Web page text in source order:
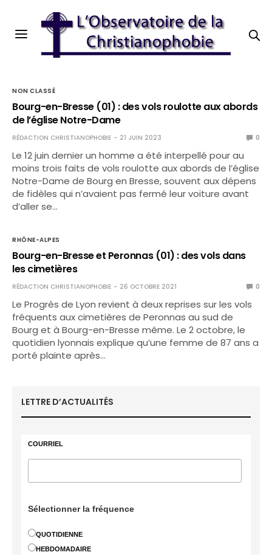
NON CLASSÉ
Bourg-en-Bresse (01) : des vols roulotte aux abords
de l’église Notre-Dame
RÉDACTION CHRISTIANOPHOBIE 21 JUIN 2023 0
Le 12 juin dernier un homme a été interpellé pour au
moins trois faits de vols roulotte aux abords de l’église
Notre-Dame de Bourg en Bresse, souvent aux dépens
de fidèles qui n’avaient pas fermé leur voiture avant
d’aller se…
RHÔNE-ALPES
Bourg-en-Bresse et Peronnas (01) : des vols dans
les cimetières
RÉDACTION CHRISTIANOPHOBIE 26 OCTOBRE 2021 0
Le Progrès de Lyon revient à deux reprises sur les vols
fréquents aux cimetières de Peronnas au sud de
Bourg et à Bourg-en-Bresse même. Le 2 octobre, le
quotidien lyonnais explique qu’une femme de 87 ans a
porté plainte après…
LETTRE D’ACTUALITÉS
COURRIEL
Sélectionner la fréquence
QUOTIDIENNE
HEBDOMADAIRE